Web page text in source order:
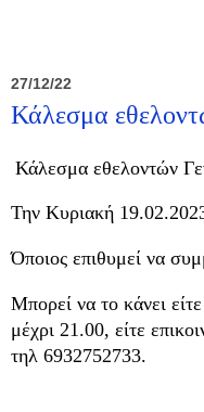
27/12/22
Κάλεσμα
Κάλεσμα εθελοντών
Την Κυριακή
Όποιος επιθυμεί να
Μπορεί να το κάνει
μέχρι 21.00, είτε
τηλ 6932752733.